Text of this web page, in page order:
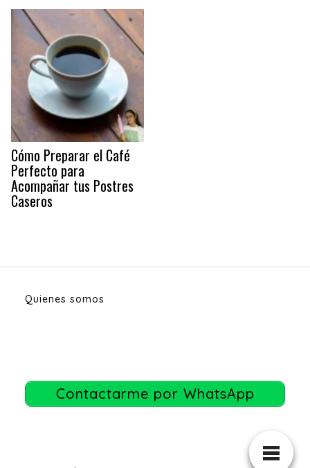
Cómo Preparar el Café
Perfecto para
Acompañar tus Postres
Caseros
Quienes somos
Contactarme por WhatsApp